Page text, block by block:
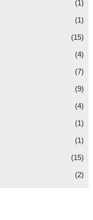
(1)
(1)
(15)
(4)
(7)
(9)
(4)
(1)
(1)
(15)
(2)